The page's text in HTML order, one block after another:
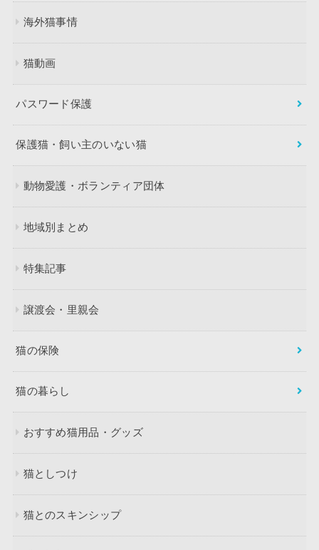
海外猫事情
猫動画
パスワード保護
保護猫・飼い主のいない猫
動物愛護・ボランティア団体
地域別まとめ
特集記事
譲渡会・里親会
猫の保険
猫の暮らし
おすすめ猫用品・グッズ
猫としつけ
猫とのスキンシップ